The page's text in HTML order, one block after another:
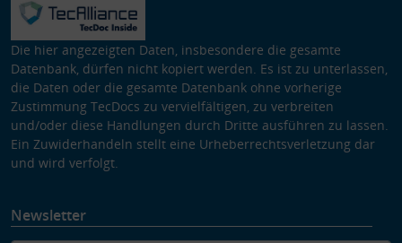
Die hier angezeigten Daten, insbesondere die gesamte
Datenbank, dürfen nicht kopiert werden. Es ist zu unterlassen,
die Daten oder die gesamte Datenbank ohne vorherige
Zustimmung TecDocs zu vervielfältigen, zu verbreiten
und/oder diese Handlungen durch Dritte ausführen zu lassen.
Ein Zuwiderhandeln stellt eine Urheberrechtsverletzung dar
und wird verfolgt.
Newsletter